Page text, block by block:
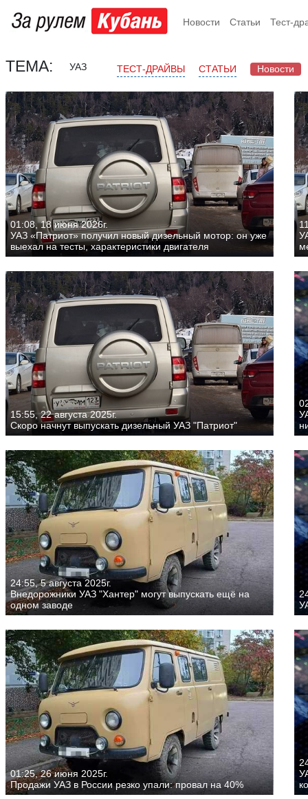
Новости Статьи Тест-
ТЕМА: УАЗ ТЕСТ-ДРАЙВЫ СТАТЬИ Новости
01:08, 18 июня 2026г.
УАЗ «Патриот» получил новый дизельный мотор: он уже
выехал на тесты, характеристики двигателя
15:55, 22 августа 2025г.
Скоро начнут выпускать дизельный УАЗ "Патриот"
24:55, 5 августа 2025г.
Внедорожники УАЗ "Хантер" могут выпускать ещё на
одном заводе
01:25, 26 июня 2025г.
Продажи УАЗ в России резко упали: провал на 40%